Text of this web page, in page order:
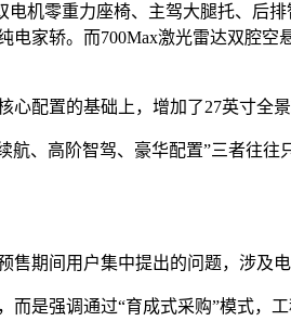
机零重力座椅、主驾大腿托、后
家轿。而700Max激光雷达双腔
心配置的基础上，增加了27英寸全
航、高阶智驾、豪华配置”三者往
期间用户集中提出的问题，涉及
是强调通过“育成式采购”模式，